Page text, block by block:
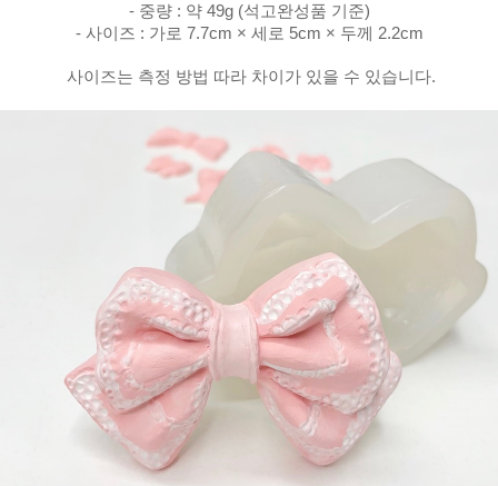
- 중량 : 약 49g (석고완성품 기준)
- 사이즈 : 가로 7.7cm × 세로 5cm × 두께 2.2cm
사이즈는 측정 방법 따라 차이가 있을 수 있습니다.